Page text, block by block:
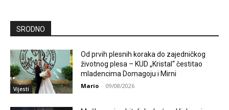
SRODNO
Vijesti
Od prvih plesnih koraka do zajedničkog
životnog plesa – KUD „Kristal“ čestitao
mladencima Domagoju i Mirni
Mario - 09/08/2026